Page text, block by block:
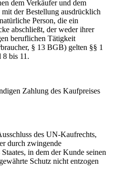
dem Verkäufer und dem
der Bestellung ausdrücklich
Person, die ein
abschließt, der weder ihrer
beruflichen Tätigkeit
§ 13 BGB) gelten §§ 1
8 bis 11.
Zahlung des Kaufpreises
des UN-Kaufrechts,
durch zwingende
in dem der Kunde seinen
Schutz nicht entzogen